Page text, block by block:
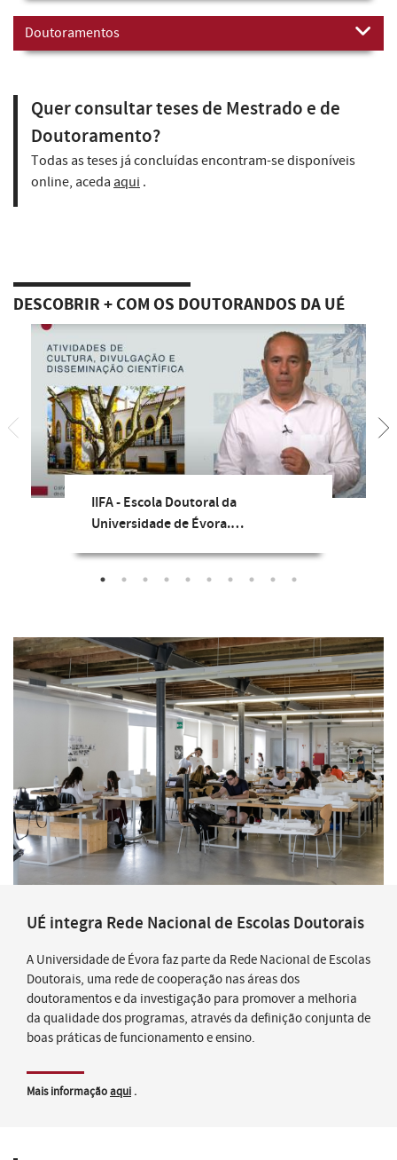
Doutoramentos
Quer consultar teses de Mestrado e de
Doutoramento?
Todas as teses já concluídas encontram-se disponíveis
online, aceda aqui .
DESCOBRIR + COM OS DOUTORANDOS DA UÉ
IIFA - Escola Doutoral da
Universidade de Évora.…
UÉ integra Rede Nacional de Escolas Doutorais
A Universidade de Évora faz parte da Rede Nacional de Escolas
Doutorais, uma rede de cooperação nas áreas dos
doutoramentos e da investigação para promover a melhoria
da qualidade dos programas, através da definição conjunta de
boas práticas de funcionamento e ensino.
Mais informaçãoaqui .